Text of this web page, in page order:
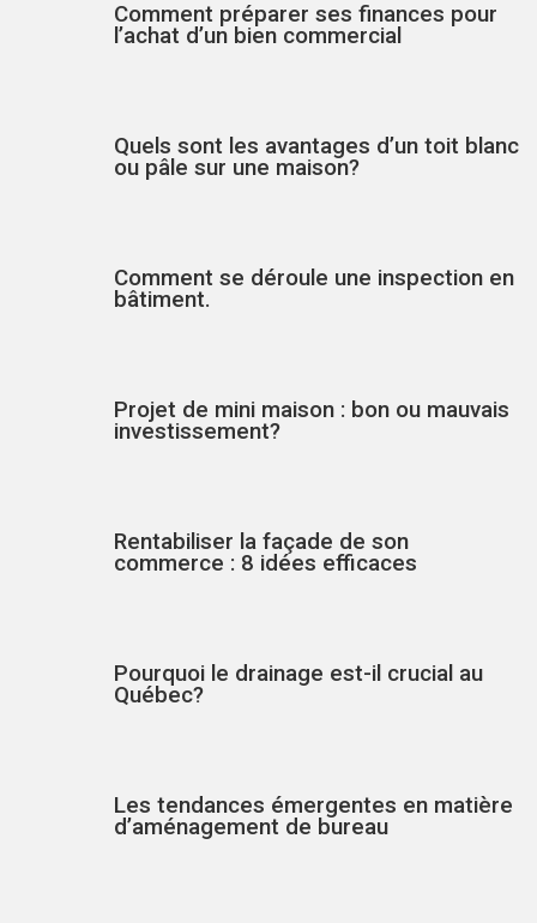
Comment préparer ses finances pour
l’achat d’un bien commercial
Quels sont les avantages d’un toit blanc
ou pâle sur une maison?
Comment se déroule une inspection en
bâtiment.
Projet de mini maison : bon ou mauvais
investissement?
Rentabiliser la façade de son
commerce : 8 idées efficaces
Pourquoi le drainage est-il crucial au
Québec?
Les tendances émergentes en matière
d’aménagement de bureau